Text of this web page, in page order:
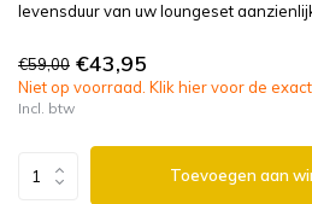
levensduur van uw loungeset
€59,00 €43,95
Niet op voorraad. Klik hier voor de
Incl. btw
Toevoegen aan